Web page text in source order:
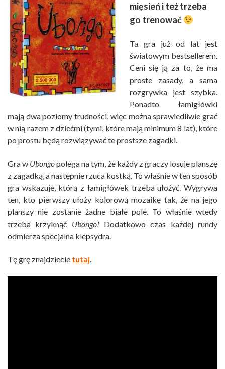
mięsień i też trzeba
go trenować
Ta gra już od lat jest
światowym bestsellerem.
Ceni się ją za to, że ma
proste zasady, a sama
rozgrywka jest szybka.
Ponadto łamigłówki
mają dwa poziomy trudności, więc można sprawiedliwie grać
w nią razem z dziećmi (tymi, które mają minimum 8 lat), które
po prostu będą rozwiązywać te prostsze zagadki.
Gra w Ubongopolega na tym, że każdy z graczy losuje planszę
z zagadką, a następnie rzuca kostką. To właśnie w ten sposób
gra wskazuje, którą z łamigłówek trzeba ułożyć. Wygrywa
ten, kto pierwszy ułoży kolorową mozaikę tak, że na jego
planszy nie zostanie żadne białe pole. To właśnie wtedy
trzeba krzyknąć Ubongo! Dodatkowo czas każdej rundy
odmierza specjalna klepsydra.
Tę grę znajdziecie tutaj.